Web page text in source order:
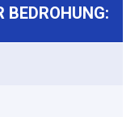
BEDROHUNG: